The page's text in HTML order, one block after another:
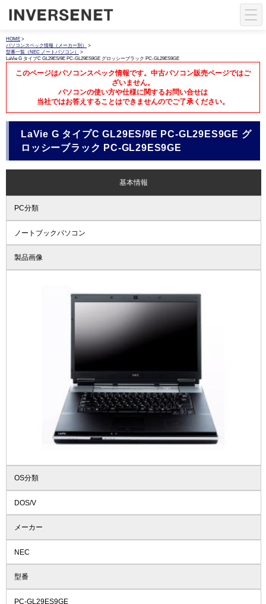
HOME >
パソコンスペック情報（メーカー別）
>
型番一覧（NEC ノートパソコン）
>
LaVie G タイプC GL29ES/9E PC-GL29ES9GE グロッシーブラック PC-GL29ES9GE
このページはパソコンスペック情報です。中古パソコン販売ページではご
ざいません。
パソコンの使い方や仕様に関するお問い合せは
当社ではお答えすることはできませんのでご了承ください。
LaVie G タイプC GL29ES/9E PC-GL29ES9GE グ
ロッシーブラック PC-GL29ES9GE
基本情報
PC分類
ノートブックパソコン
製品画像
OS分類
DOS/V
メーカー
NEC
型番
PC-GL29ES9GE